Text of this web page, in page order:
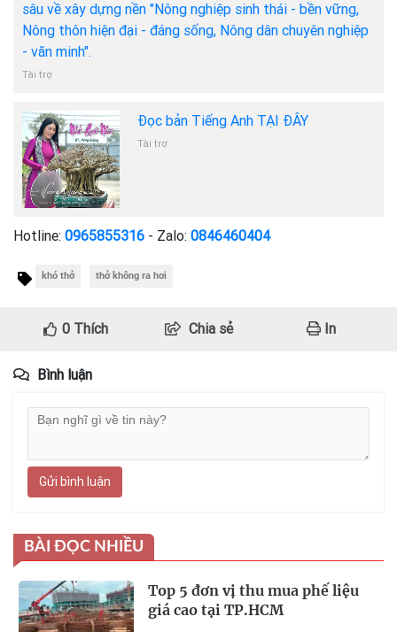
sâu về xây dựng nền "Nông nghiệp sinh thái - bền vững,
Nông thôn hiện đại - đáng sống, Nông dân chuyên nghiệp
- văn minh".
Tài trợ
Đọc bản Tiếng Anh TẠI ĐÂY
Tài trợ
Hotline: 0965855316 - Zalo: 0846460404
khó thở thở không ra hơi
0Thích Chia sẻ In
Bình luận
Gửi bình luận
BÀI ĐỌC NHIỀU
Top 5 đơn vị thu mua phế liệu
giá cao tại TP.HCM